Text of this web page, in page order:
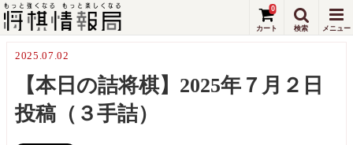
0
2025.07.02
【本日の詰将棋】2025年７月２日
投稿（３手詰）